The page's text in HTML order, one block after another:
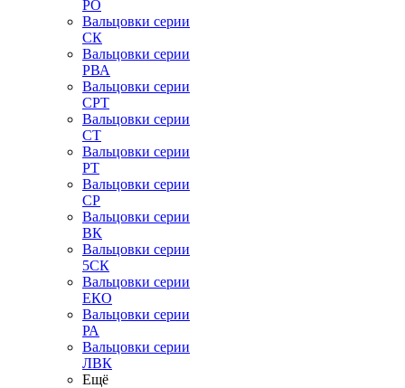
РО
Вальцовки серии
СК
Вальцовки серии
РВА
Вальцовки серии
СРТ
Вальцовки серии
СТ
Вальцовки серии
РТ
Вальцовки серии
СР
Вальцовки серии
ВК
Вальцовки серии
5СК
Вальцовки серии
ЕКО
Вальцовки серии
РА
Вальцовки серии
ЛВК
Ещё